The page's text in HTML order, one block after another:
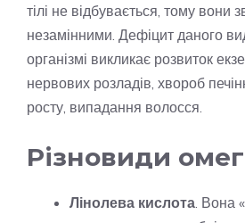
тілі не відбувається, тому вони
незамінними. Дефіцит даного
організмі викликає розвиток
нервових розладів, хвороб
росту, випадання волосся.
Різновиди
Лінолева кислота. Вона